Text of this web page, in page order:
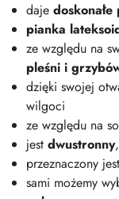
daje
pianka
ze względu na
pleśni i
dzięki swojej
wilgoci
ze względu na
jest dwustronny
przeznaczony
sami możemy